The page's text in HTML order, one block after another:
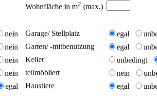
Wohnfläche in m2 (max.)
nein Garage/ Stellplatz egal
nein Garten/ -mitbenutzung egal
nein Keller unbedingt
nein teilmöbliert nein
egal Haustiere egal